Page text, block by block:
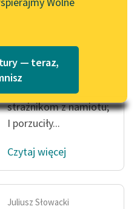
Przypisy
Katalog w formacie PDF
— teraz,
zadżumionych
Dwie moje córki zabite
zarazą,
Wywlec kazałem
strażnikom z namiotu;
I porzuciły...
Czytaj więcej
Juliusz Słowacki